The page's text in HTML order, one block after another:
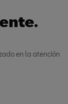
en la atención